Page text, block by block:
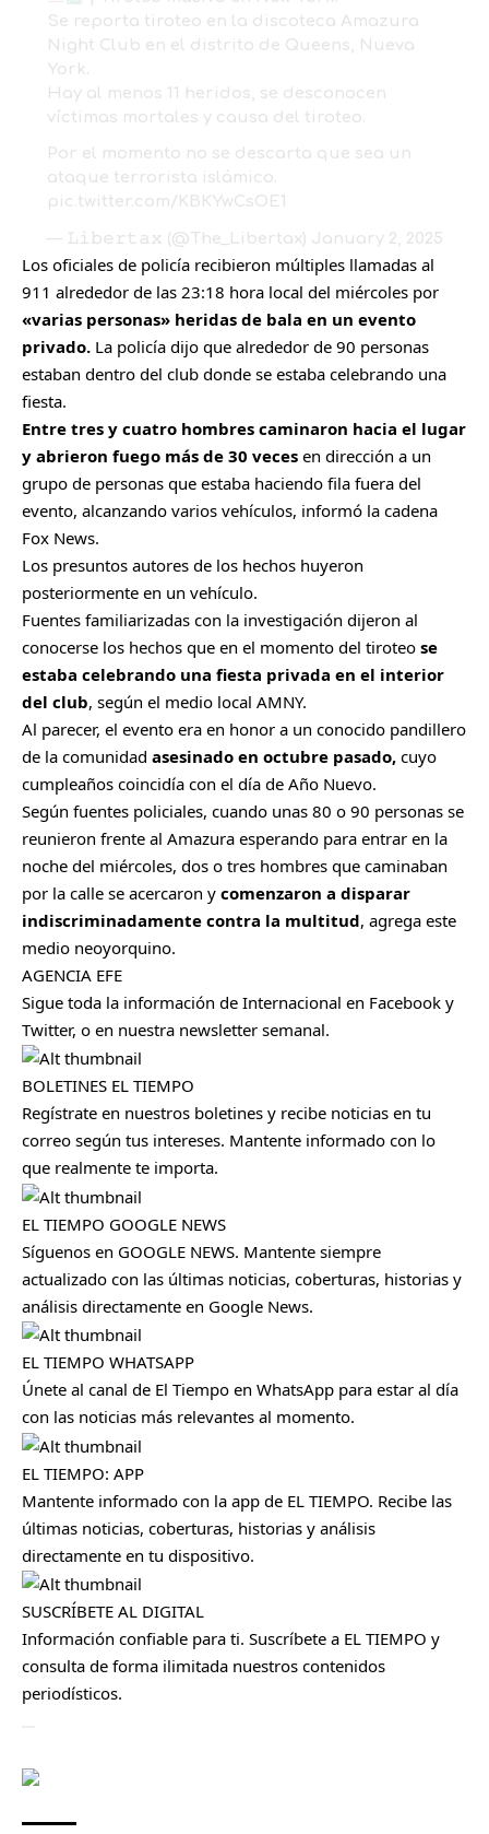
Se reporta tiroteo en la discoteca Amazura
Night Club en el distrito de Queens, Nueva
York.
Hay al menos 11 heridos, se desconocen
víctimas mortales y causa del tiroteo.
Por el momento no se descarta que sea un
ataque terrorista islámico.
pic.twitter.com/KBKYwCsOE1
— 𝙻𝚒𝚋𝚎𝚛𝚝𝚊𝚡 (@The_Libertax) January 2, 2025
Los oficiales de policía recibieron múltiples llamadas al
911 alrededor de las 23:18 hora local del miércoles por
«varias personas» heridas de bala en un evento
privado. La policía dijo que alrededor de 90 personas
estaban dentro del club donde se estaba celebrando una
fiesta.
Entre tres y cuatro hombres caminaron hacia el lugar
y abrieron fuego más de 30 veces en dirección a un
grupo de personas que estaba haciendo fila fuera del
evento, alcanzando varios vehículos, informó la cadena
Fox News.
Los presuntos autores de los hechos huyeron
posteriormente en un vehículo.
Fuentes familiarizadas con la investigación dijeron al
conocerse los hechos que en el momento del tiroteo se
estaba celebrando una fiesta privada en el interior
del club, según el medio local AMNY.
Al parecer, el evento era en honor a un conocido pandillero
de la comunidad asesinado en octubre pasado, cuyo
cumpleaños coincidía con el día de Año Nuevo.
Según fuentes policiales, cuando unas 80 o 90 personas se
reunieron frente al Amazura esperando para entrar en la
noche del miércoles, dos o tres hombres que caminaban
por la calle se acercaron y comenzaron a disparar
indiscriminadamente contra la multitud, agrega este
medio neoyorquino.
AGENCIA EFE
Sigue toda la información de Internacional en Facebook y
Twitter, o en nuestra newsletter semanal.
BOLETINES EL TIEMPO
Regístrate en nuestros boletines y recibe noticias en tu
correo según tus intereses. Mantente informado con lo
que realmente te importa.
EL TIEMPO GOOGLE NEWS
Síguenos en GOOGLE NEWS. Mantente siempre
actualizado con las últimas noticias, coberturas, historias y
análisis directamente en Google News.
EL TIEMPO WHATSAPP
Únete al canal de El Tiempo en WhatsApp para estar al día
con las noticias más relevantes al momento.
EL TIEMPO: APP
Mantente informado con la app de EL TIEMPO. Recibe las
últimas noticias, coberturas, historias y análisis
directamente en tu dispositivo.
SUSCRÍBETE AL DIGITAL
Información confiable para ti. Suscríbete a EL TIEMPO y
consulta de forma ilimitada nuestros contenidos
periodísticos.